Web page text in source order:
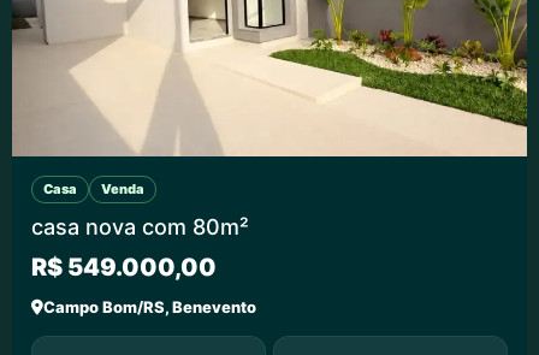
Casa Venda
casa nova com 80m²
R$ 549.000,00
Campo Bom/RS, Benevento